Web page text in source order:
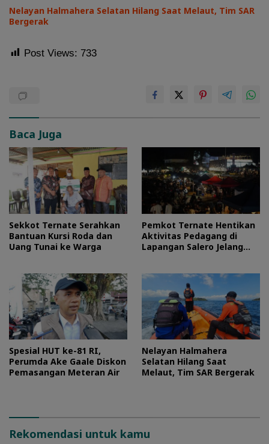
Nelayan Halmahera Selatan Hilang Saat Melaut, Tim SAR
Bergerak
Post Views: 733
Baca Juga
Sekkot Ternate Serahkan
Bantuan Kursi Roda dan
Uang Tunai ke Warga
Pemkot Ternate Hentikan
Aktivitas Pedagang di
Lapangan Salero Jelang
Spesial HUT ke-81 RI,
Perumda Ake Gaale Diskon
Pemasangan Meteran Air
Nelayan Halmahera
Selatan Hilang Saat
Melaut, Tim SAR Bergerak
Rekomendasi untuk kamu